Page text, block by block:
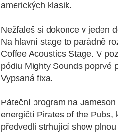
amerických klasik.
Nežfaleš si dokonce v jeden
Na hlavní stage to parádně
Coffee Acoustics Stage. V
pódiu Mighty Sounds poprvé
Vypsaná fixa.
Páteční program na
energičtí Pirates of the Pubs,
předvedli strhující show